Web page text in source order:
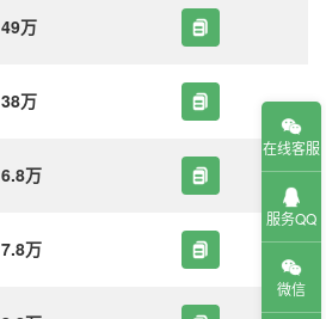
49万
38万
6.8万
7.8万
在线客服
服务QQ
微信